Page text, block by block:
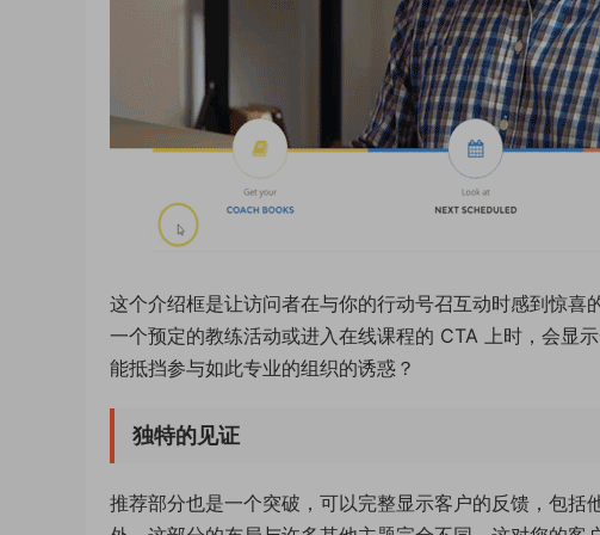
这个介绍框是让访问者在与你的行动号召互动时感到惊
一个预定的教练活动或进入在线课程的 CTA 上时，会显
能抵挡参与如此专业的组织的诱惑？
独特的见证
推荐部分也是一个突破，可以完整显示客户的反馈，包